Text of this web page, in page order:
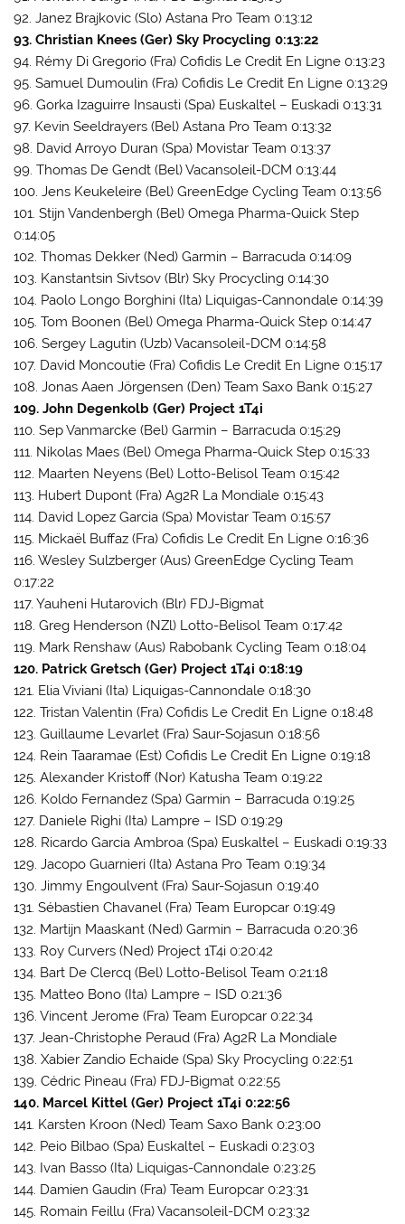
92. Janez Brajkovic (Slo) Astana Pro Team 0:13:12
93. Christian Knees (Ger) Sky Procycling 0:13:22
94. Rémy Di Gregorio (Fra) Cofidis Le Credit En Ligne 0:13:23
95. Samuel Dumoulin (Fra) Cofidis Le Credit En Ligne 0:13:29
96. Gorka Izaguirre Insausti (Spa) Euskaltel – Euskadi 0:13:31
97. Kevin Seeldrayers (Bel) Astana Pro Team 0:13:32
98. David Arroyo Duran (Spa) Movistar Team 0:13:37
99. Thomas De Gendt (Bel) Vacansoleil-DCM 0:13:44
100. Jens Keukeleire (Bel) GreenEdge Cycling Team 0:13:56
101. Stijn Vandenbergh (Bel) Omega Pharma-Quick Step
0:14:05
102. Thomas Dekker (Ned) Garmin – Barracuda 0:14:09
103. Kanstantsin Sivtsov (Blr) Sky Procycling 0:14:30
104. Paolo Longo Borghini (Ita) Liquigas-Cannondale 0:14:39
105. Tom Boonen (Bel) Omega Pharma-Quick Step 0:14:47
106. Sergey Lagutin (Uzb) Vacansoleil-DCM 0:14:58
107. David Moncoutie (Fra) Cofidis Le Credit En Ligne 0:15:17
108. Jonas Aaen Jörgensen (Den) Team Saxo Bank 0:15:27
109. John Degenkolb (Ger) Project 1T4i
110. Sep Vanmarcke (Bel) Garmin – Barracuda 0:15:29
111. Nikolas Maes (Bel) Omega Pharma-Quick Step 0:15:33
112. Maarten Neyens (Bel) Lotto-Belisol Team 0:15:42
113. Hubert Dupont (Fra) Ag2R La Mondiale 0:15:43
114. David Lopez Garcia (Spa) Movistar Team 0:15:57
115. Mickaël Buffaz (Fra) Cofidis Le Credit En Ligne 0:16:36
116. Wesley Sulzberger (Aus) GreenEdge Cycling Team
0:17:22
117. Yauheni Hutarovich (Blr) FDJ-Bigmat
118. Greg Henderson (NZl) Lotto-Belisol Team 0:17:42
119. Mark Renshaw (Aus) Rabobank Cycling Team 0:18:04
120. Patrick Gretsch (Ger) Project 1T4i 0:18:19
121. Elia Viviani (Ita) Liquigas-Cannondale 0:18:30
122. Tristan Valentin (Fra) Cofidis Le Credit En Ligne 0:18:48
123. Guillaume Levarlet (Fra) Saur-Sojasun 0:18:56
124. Rein Taaramae (Est) Cofidis Le Credit En Ligne 0:19:18
125. Alexander Kristoff (Nor) Katusha Team 0:19:22
126. Koldo Fernandez (Spa) Garmin – Barracuda 0:19:25
127. Daniele Righi (Ita) Lampre – ISD 0:19:29
128. Ricardo Garcia Ambroa (Spa) Euskaltel – Euskadi 0:19:33
129. Jacopo Guarnieri (Ita) Astana Pro Team 0:19:34
130. Jimmy Engoulvent (Fra) Saur-Sojasun 0:19:40
131. Sébastien Chavanel (Fra) Team Europcar 0:19:49
132. Martijn Maaskant (Ned) Garmin – Barracuda 0:20:36
133. Roy Curvers (Ned) Project 1T4i 0:20:42
134. Bart De Clercq (Bel) Lotto-Belisol Team 0:21:18
135. Matteo Bono (Ita) Lampre – ISD 0:21:36
136. Vincent Jerome (Fra) Team Europcar 0:22:34
137. Jean-Christophe Peraud (Fra) Ag2R La Mondiale
138. Xabier Zandio Echaide (Spa) Sky Procycling 0:22:51
139. Cédric Pineau (Fra) FDJ-Bigmat 0:22:55
140. Marcel Kittel (Ger) Project 1T4i 0:22:56
141. Karsten Kroon (Ned) Team Saxo Bank 0:23:00
142. Peio Bilbao (Spa) Euskaltel – Euskadi 0:23:03
143. Ivan Basso (Ita) Liquigas-Cannondale 0:23:25
144. Damien Gaudin (Fra) Team Europcar 0:23:31
145. Romain Feillu (Fra) Vacansoleil-DCM 0:23:32